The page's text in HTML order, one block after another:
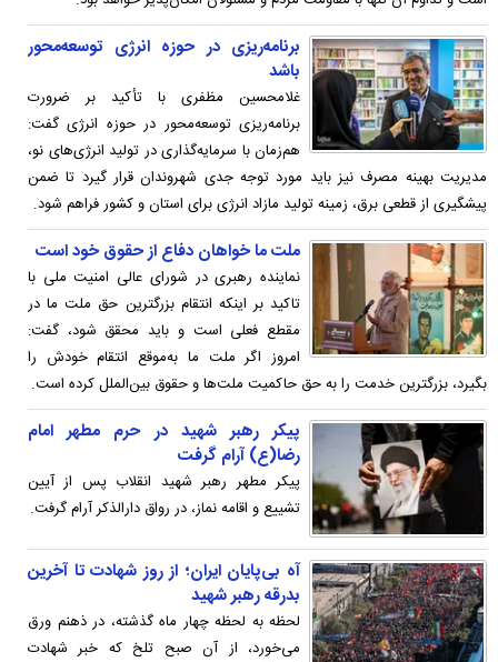
برنامه‌ریزی در حوزه انرژی توسعه‌محور
باشد
غلامحسین مظفری با تأکید بر ضرورت
برنامه‌ریزی توسعه‌محور در حوزه انرژی گفت:
هم‌زمان با سرمایه‌گذاری در تولید انرژی‌های نو،
مدیریت بهینه مصرف نیز باید مورد توجه جدی شهروندان قرار گیرد تا ضمن
پیشگیری از قطعی برق، زمینه تولید مازاد انرژی برای استان و کشور فراهم شود.
ملت ما خواهان دفاع از حقوق خود است
نماینده رهبری در شورای عالی امنیت ملی با
تاکید بر اینکه انتقام بزرگترین حق ملت ما در
مقطع فعلی است و باید محقق شود، گفت:
امروز اگر ملت ما به‌موقع انتقام خودش را
بگیرد، بزرگترین خدمت را به حق حاکمیت ملت‌ها و حقوق بین‌الملل کرده است.
پیکر رهبر شهید در حرم مطهر امام
رضا(ع) آرام گرفت
پیکر مطهر رهبر شهید انقلاب پس از آیین
تشییع و اقامه نماز، در رواق دارالذکر آرام گرفت.
آه بی‌پایان ایران؛ از روز شهادت تا آخرین
بدرقه رهبر شهید
لحظه به لحظه چهار ماه گذشته، در ذهنم ورق
می‌خورد، از آن صبح تلخ که خبر شهادت